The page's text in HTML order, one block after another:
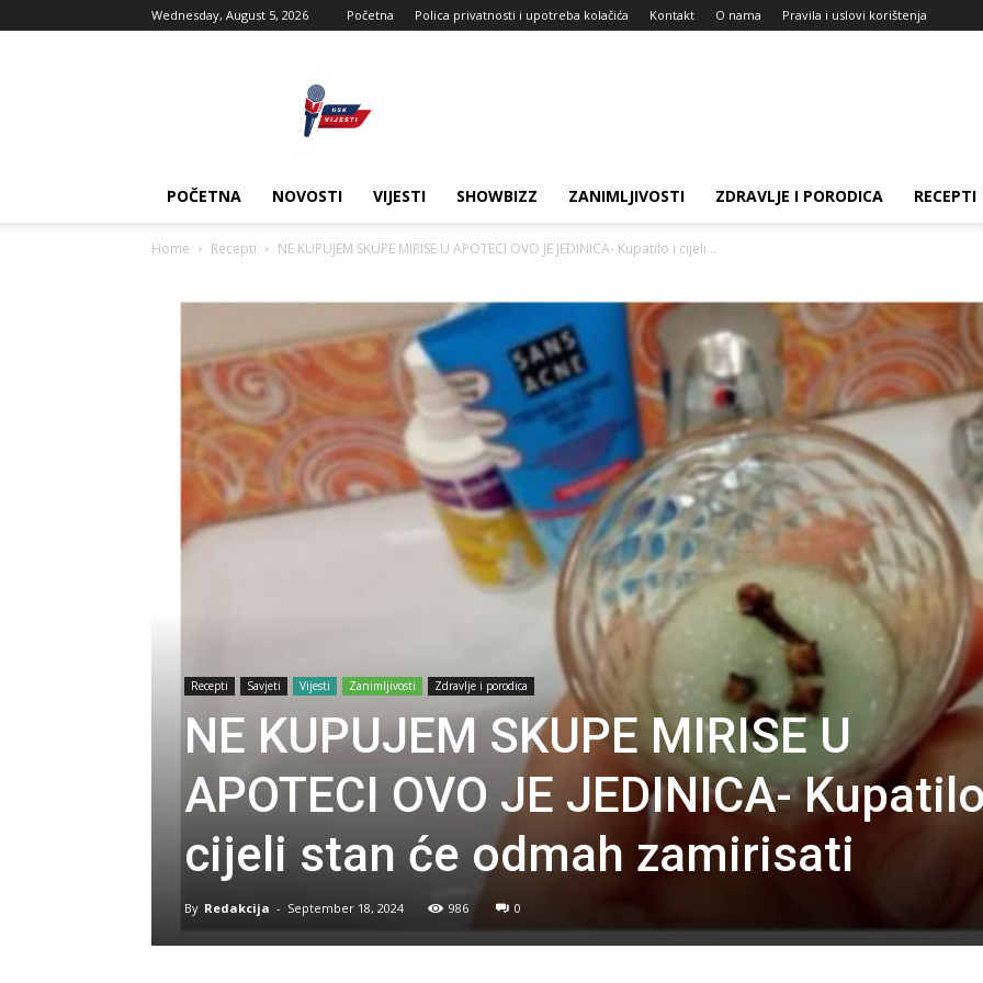
Wednesday, August 5, 2026 Početna Polica privatnosti i upotreba kolačića Kontakt O nama Pravila i uslovi korištenja
POČETNA NOVOSTI VIJESTI SHOWBIZZ ZANIMLJIVOSTI ZDRAVLJE I PORODICA RECEPTI
Home Recepti NE KUPUJEM SKUPE MIRISE U APOTECI OVO JE JEDINICA- Kupatilo i cijeli...
Recepti Savjeti Vijesti Zanimljivosti Zdravlje i porodica
NE KUPUJEM SKUPE MIRISE U
APOTECI OVO JE JEDINICA-
cijeli stan će odmah zamirisati
By Redakcija - September 18, 2024 986 0